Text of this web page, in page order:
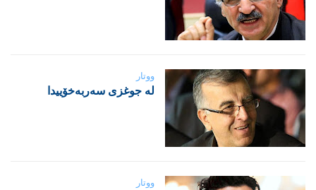
ووتار
لە جوغزی سەربەخۆییدا
ووتار